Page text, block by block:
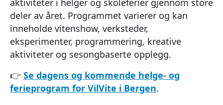
deler av året. Programmet varierer og kan
inneholde vitenshow, verksteder,
eksperimenter, programmering, kreative
aktiviteter og sesongbaserte opplegg.
👉 Se dagens og kommende helge- og
ferieprogram for VilVite i Bergen.